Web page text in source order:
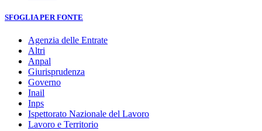
SFOGLIA PER FONTE
Agenzia delle Entrate
Altri
Anpal
Giurisprudenza
Governo
Inail
Inps
Ispettorato Nazionale del Lavoro
Lavoro e Territorio